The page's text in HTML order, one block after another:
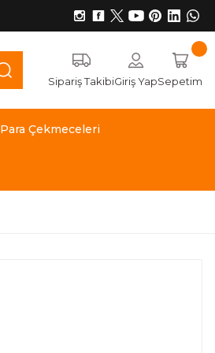
Sipariş TakibiGiriş YapSepetim
Para Çekmeceleri